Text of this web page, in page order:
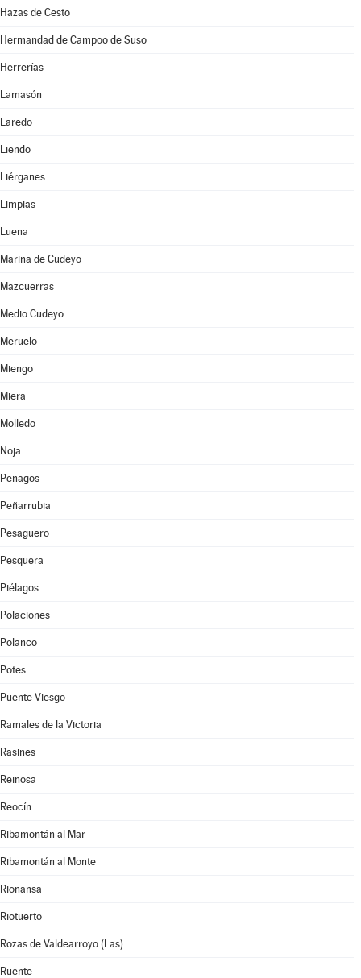
Hazas de Cesto
Hermandad de Campoo de Suso
Herrerías
Lamasón
Laredo
Liendo
Liérganes
Limpias
Luena
Marina de Cudeyo
Mazcuerras
Medio Cudeyo
Meruelo
Miengo
Miera
Molledo
Noja
Penagos
Peñarrubia
Pesaguero
Pesquera
Piélagos
Polaciones
Polanco
Potes
Puente Viesgo
Ramales de la Victoria
Rasines
Reinosa
Reocín
Ribamontán al Mar
Ribamontán al Monte
Rionansa
Riotuerto
Rozas de Valdearroyo (Las)
Ruente